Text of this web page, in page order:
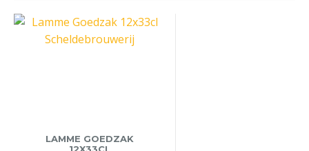
LAMME GOEDZAK
12X33CL